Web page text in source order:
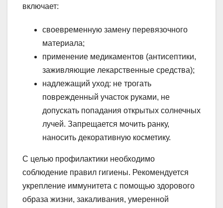
включает:
своевременную замену перевязочного
материала;
применение медикаментов (антисептики,
заживляющие лекарственные средства);
надлежащий уход: не трогать
поврежденный участок руками, не
допускать попадания открытых солнечных
лучей. Запрещается мочить ранку,
наносить декоративную косметику.
С целью профилактики необходимо
соблюдение правил гигиены. Рекомендуется
укрепление иммунитета с помощью здорового
образа жизни, закаливания, умеренной